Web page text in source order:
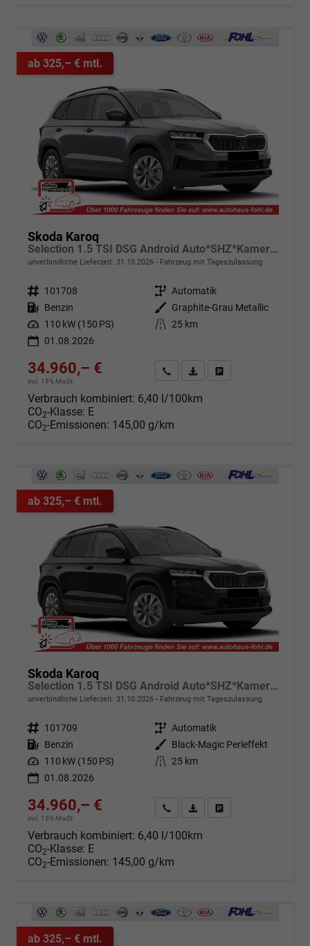
ab 325,– € mtl.
Skoda Karoq
Selection 1.5 TSI DSG Android Auto*SHZ*Kamera*Keyless*PDC v/h*Klimaauto*SUNSET*LED
unverbindliche Lieferzeit: 31.10.2026 Fahrzeug mit Tageszulassung
Fahrzeugnr. 101708 Getriebe Automatik
Kraftstoff Benzin Außenfarbe
Graphite-Grau Metallic
Leistung 110 kW (150 PS) Kilometerstand 25 km
01.08.2026
34.960,– €
incl. 19% MwSt.
Angebot anfordern
Fahrzeugexpose (PDF)
Verbrauch kombiniert: 6,40 l/100km
CO2-Klasse: E
CO2-Emissionen: 145,00 g/km
ab 325,– € mtl.
Skoda Karoq
Selection 1.5 TSI DSG Android Auto*SHZ*Kamera*Keyless*PDC v/h*Klimaauto*SUNSET*LED
unverbindliche Lieferzeit: 31.10.2026 Fahrzeug mit Tageszulassung
Fahrzeugnr. 101709 Getriebe Automatik
Kraftstoff Benzin Außenfarbe
Black-Magic Perleffekt
Leistung 110 kW (150 PS) Kilometerstand 25 km
01.08.2026
34.960,– €
incl. 19% MwSt.
Angebot anfordern
Fahrzeugexpose (PDF)
Verbrauch kombiniert: 6,40 l/100km
CO2-Klasse: E
CO2-Emissionen: 145,00 g/km
ab 325,– € mtl.